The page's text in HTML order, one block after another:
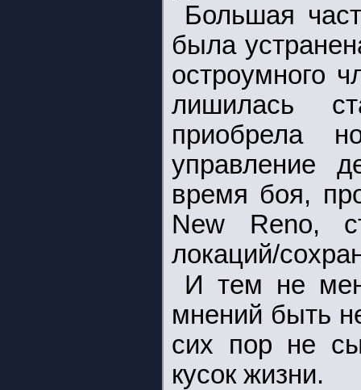
Большая
была
остроумного
лишилась
приобрела
управление
время боя,
New Reno,
локаций/
И тем не
мнений быть
сих пор не
кусок жизни.